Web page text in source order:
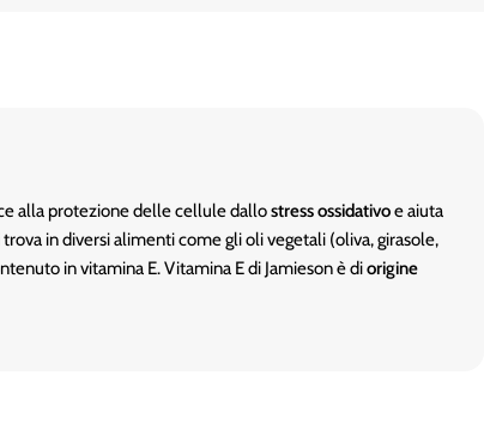
alla protezione delle cellule dallostress ossidativoe aiuta
in diversi alimenti come gli oli vegetali (oliva, girasole,
in vitamina E. Vitamina E di Jamieson è diorigine